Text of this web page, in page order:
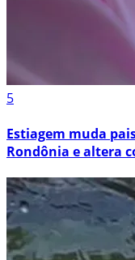
5
Estiagem muda
Rondônia e altera